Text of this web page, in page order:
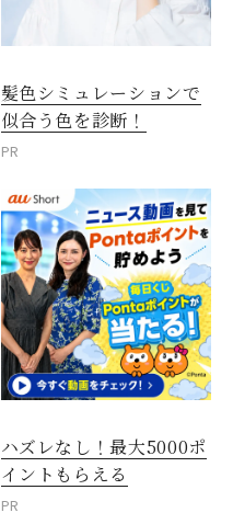
髪色シミュレーションで
似合う色を診断！
PR
ハズレなし！最大5000ポ
イントもらえる
PR